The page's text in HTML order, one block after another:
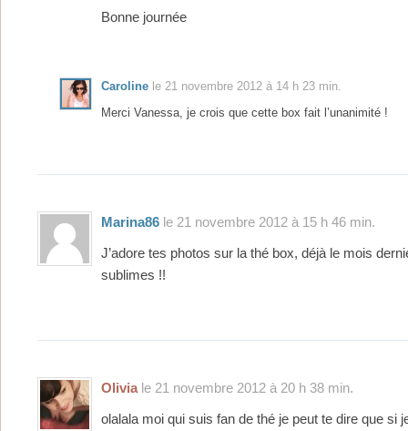
Bonne journée
Caroline le 21 novembre 2012 à 14 h 23 min.
Merci Vanessa, je crois que cette box fait l’unanimité !
Marina86 le 21 novembre 2012 à 15 h 46 min.
J’adore tes photos sur la thé box, déjà le mois
sublimes !!
Oliviale 21 novembre 2012 à 20 h 38 min.
olalala moi qui suis fan de thé je peut te dire que si